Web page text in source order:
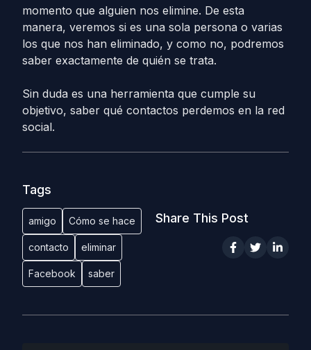
momento que alguien nos elimine. De esta
manera, veremos si es una sola persona o varias
los que nos han eliminado, y como no, podremos
saber exactamente de quién se trata.
Sin duda es una herramienta que cumple su
objetivo, saber qué contactos perdemos en la red
social.
Tags
amigo Cómo se hace
contacto eliminar
Facebook saber
Share This Post